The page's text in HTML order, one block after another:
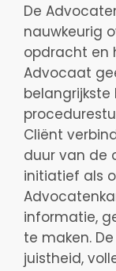
De
nauwkeurig
opdracht en
Advocaat
Cliënt
duur van de
initiatief als
informatie,
te maken.
juistheid,